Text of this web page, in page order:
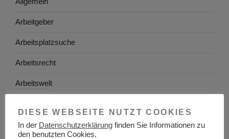
Arbeitgeber
Arbeitsplatzsuche
Arbeitsrecht
Arbeitswelt
Ausbildung
DIESE WEBSEITE NUTZT COOKIES
In der Datenschutzerklärung finden Sie Informationen zu
den benutzten Cookies.